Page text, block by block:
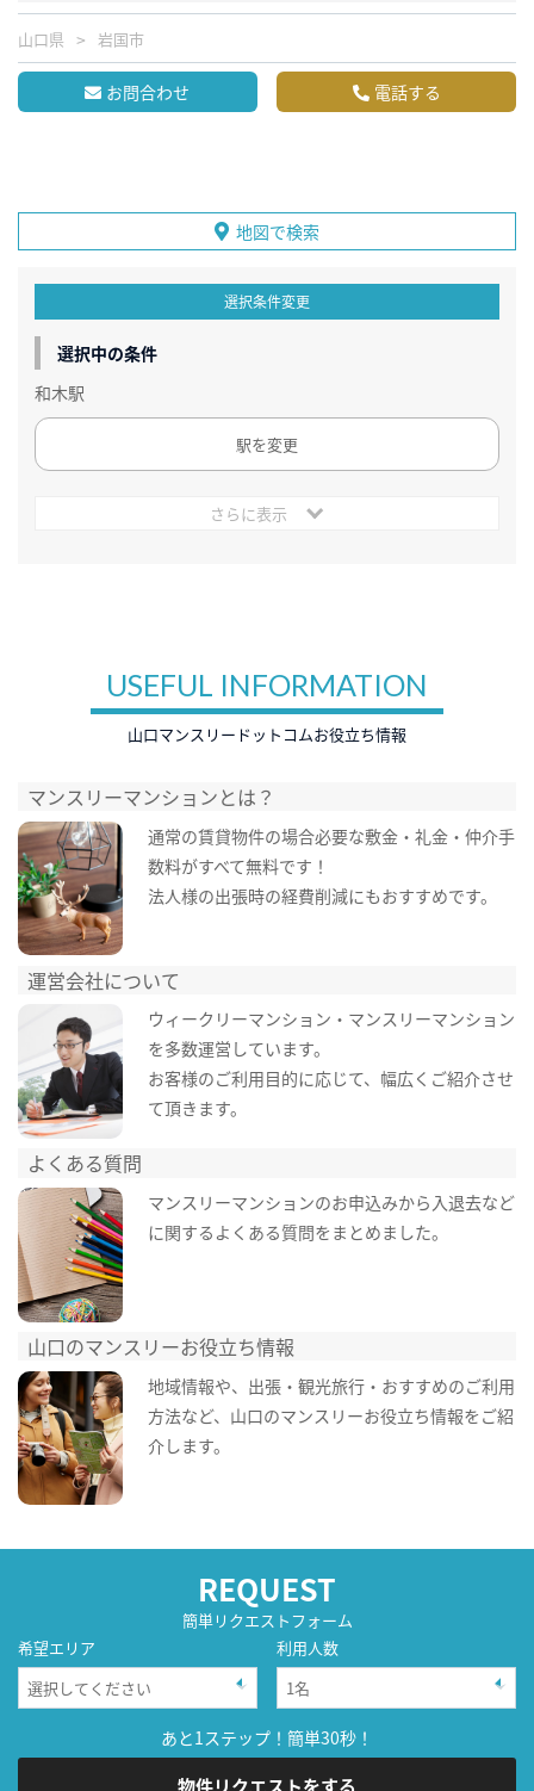
山口県 岩国市
お問合わせ 電話する
地図で検索
選択条件変更
選択中の条件
和木駅
駅を変更
さらに表示
USEFUL INFORMATION
山口マンスリードットコムお役立ち情報
マンスリーマンションとは？
通常の賃貸物件の場合必要な敷金・礼金・仲介手
数料がすべて無料です！
法人様の出張時の経費削減にもおすすめです。
運営会社について
ウィークリーマンション・マンスリーマンション
を多数運営しています。
お客様のご利用目的に応じて、幅広くご紹介させ
て頂きます。
よくある質問
マンスリーマンションのお申込みから入退去など
に関するよくある質問をまとめました。
山口のマンスリーお役立ち情報
地域情報や、出張・観光旅行・おすすめのご利用
方法など、山口のマンスリーお役立ち情報をご紹
介します。
REQUEST
簡単リクエストフォーム
希望エリア
利用人数
あと1ステップ！簡単30秒！
物件リクエストをする